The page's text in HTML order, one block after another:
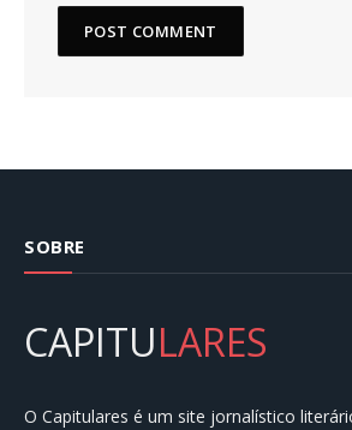
SOBRE
CAPITULARES
O Capitulares é um site jornalístico